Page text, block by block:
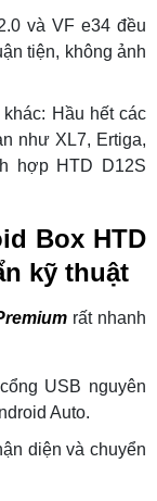
và VF e34 đều
tiện, không ảnh
Hầu hết các
như XL7, Ertiga,
hợp HTD D12S
Box HTD
kỹ thuật
rất nhanh
USB nguyên
Auto.
diện và chuyển